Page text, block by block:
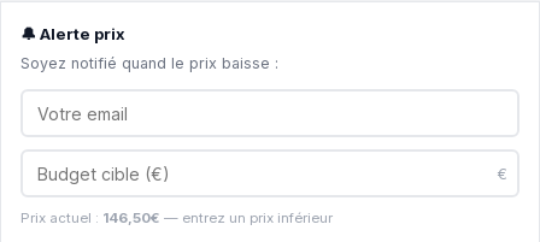
🔔 Alerte prix
Soyez notifié quand le prix baisse :
€
Prix actuel : 146,50€ — entrez un prix inférieur